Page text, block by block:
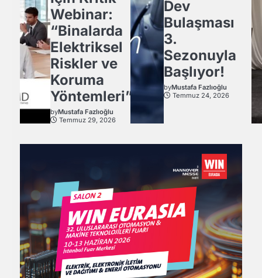
Webinar:
“Binalarda
Elektriksel
Riskler ve
Koruma
Yöntemleri”
byMustafa Fazlıoğlu
Temmuz 29, 2026
Dev
Bulaşması
3.
Sezonuyla
Başlıyor!
byMustafa Fazlıoğlu
Temmuz 24, 2026